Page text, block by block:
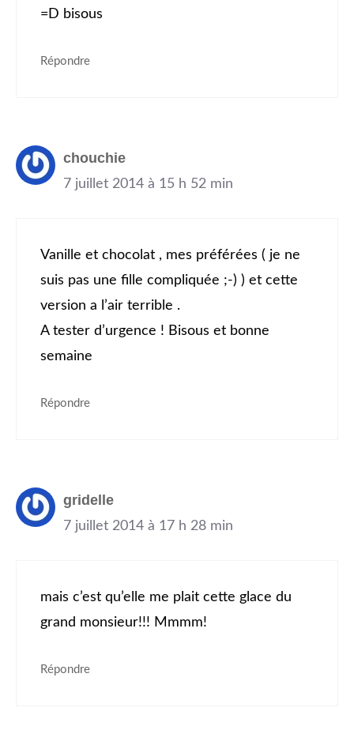
=D bisous
Répondre
chouchie
7 juillet 2014 à 15 h 52 min
Vanille et chocolat , mes préférées ( je ne
suis pas une fille compliquée ;-) ) et cette
version a l’air terrible .
A tester d’urgence ! Bisous et bonne
semaine
Répondre
gridelle
7 juillet 2014 à 17 h 28 min
mais c’est qu’elle me plait cette glace du
grand monsieur!!! Mmmm!
Répondre